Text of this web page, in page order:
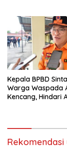
Kepala BPBD
Warga Waspada
Kencang, Hindari
Rekomendasi